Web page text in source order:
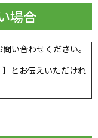
場合
い合わせください。
】とお伝えいただけれ